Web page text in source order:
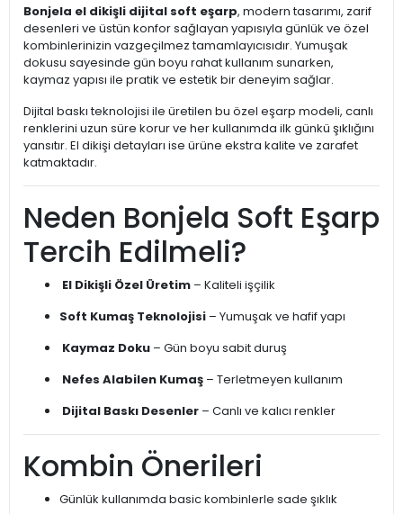
Bonjela el dikişli dijital soft eşarp, modern tasarımı, zarif
desenleri ve üstün konfor sağlayan yapısıyla günlük ve özel
kombinlerinizin vazgeçilmez tamamlayıcısıdır. Yumuşak
dokusu sayesinde gün boyu rahat kullanım sunarken,
kaymaz yapısı ile pratik ve estetik bir deneyim sağlar.
Dijital baskı teknolojisi ile üretilen bu özel eşarp modeli, canlı
renklerini uzun süre korur ve her kullanımda ilk günkü şıklığını
yansıtır. El dikişi detayları ise ürüne ekstra kalite ve zarafet
katmaktadır.
Neden Bonjela Soft Eşarp
Tercih Edilmeli?
El Dikişli Özel Üretim – Kaliteli işçilik
Soft Kumaş Teknolojisi – Yumuşak ve hafif yapı
Kaymaz Doku – Gün boyu sabit duruş
Nefes Alabilen Kumaş – Terletmeyen kullanım
Dijital Baskı Desenler – Canlı ve kalıcı renkler
Kombin Önerileri
Günlük kullanımda basic kombinlerle sade şıklık